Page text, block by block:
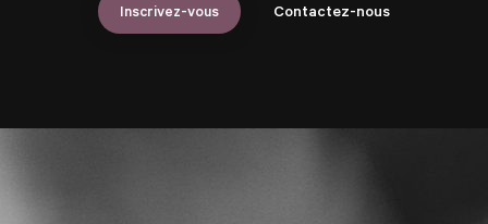
Inscrivez-vous Contactez-nous